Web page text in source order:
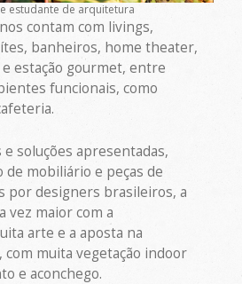
estudante de arquitetura
contam com livings,
banheiros, home theater,
estação gourmet, entre
funcionais, como
soluções apresentadas,
de mobiliário e peças de
por designers brasileiros, a
vez maior com a
arte e a aposta na
muita vegetação indoor
e aconchego.